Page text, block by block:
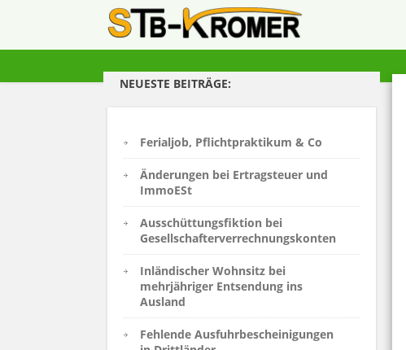
NEUESTE BEITRÄGE:
Ferialjob, Pflichtpraktikum & Co
Änderungen bei Ertragsteuer und
ImmoESt
Ausschüttungsfiktion bei
Gesellschafterverrechnungskonten
Inländischer Wohnsitz bei
mehrjähriger Entsendung ins
Ausland
Fehlende Ausfuhrbescheinigungen